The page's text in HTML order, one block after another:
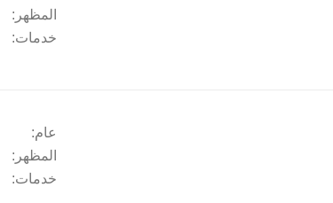
المظهر:
خدمات:
عام:
المظهر:
خدمات: